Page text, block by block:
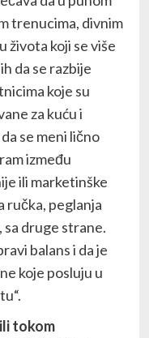
trenucima, divnim
života koji se više
da se razbije
koje su
za kuću i
se meni lično
između
ili marketinške
ručka, peglanja
sa druge strane.
balans i da je
koje posluju u
tokom